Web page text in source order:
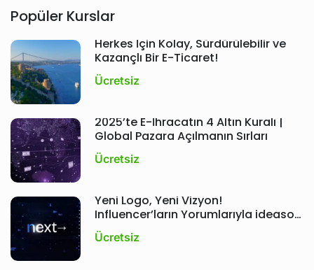
Popüler Kurslar
Herkes İçin Kolay, Sürdürülebilir ve
Kazançlı Bir E-Ticaret!
Ücretsiz
2025’te E-İhracatın 4 Altın Kuralı |
Global Pazara Açılmanın Sırları
Ücretsiz
Yeni Logo, Yeni Vizyon!
Influencer’ların Yorumlarıyla ideasoft
Etkinliği ; Next
Ücretsiz